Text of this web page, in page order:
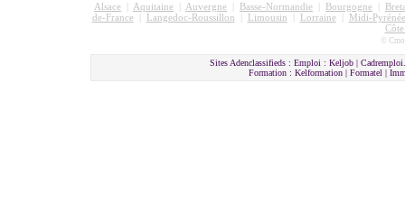
Alsace Aquitaine Auvergne Basse-Normandie Bourgogne
de-France| Langedoc-Roussillon Limousin Lorraine|
Midi-
©
Sites Adenclassifieds : Emploi : Keljob |
Formation : Kelformation | Formatel |